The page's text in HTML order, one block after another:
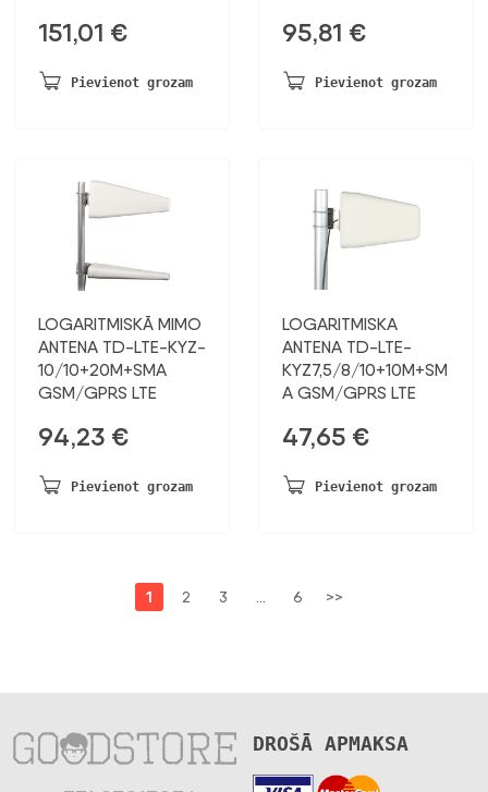
151,01 €
Pievienot grozam
95,81 €
Pievienot grozam
LOGARITMISKĀ MIMO
ANTENA TD-LTE-KYZ-
10/10+20M+SMA
GSM/GPRS LTE
94,23 €
Pievienot grozam
LOGARITMISKA
ANTENA TD-LTE-
KYZ7,5/8/10+10M+SM
A GSM/GPRS LTE
47,65 €
Pievienot grozam
1 2 3 … 6 >>
DROŠĀ APMAKSA